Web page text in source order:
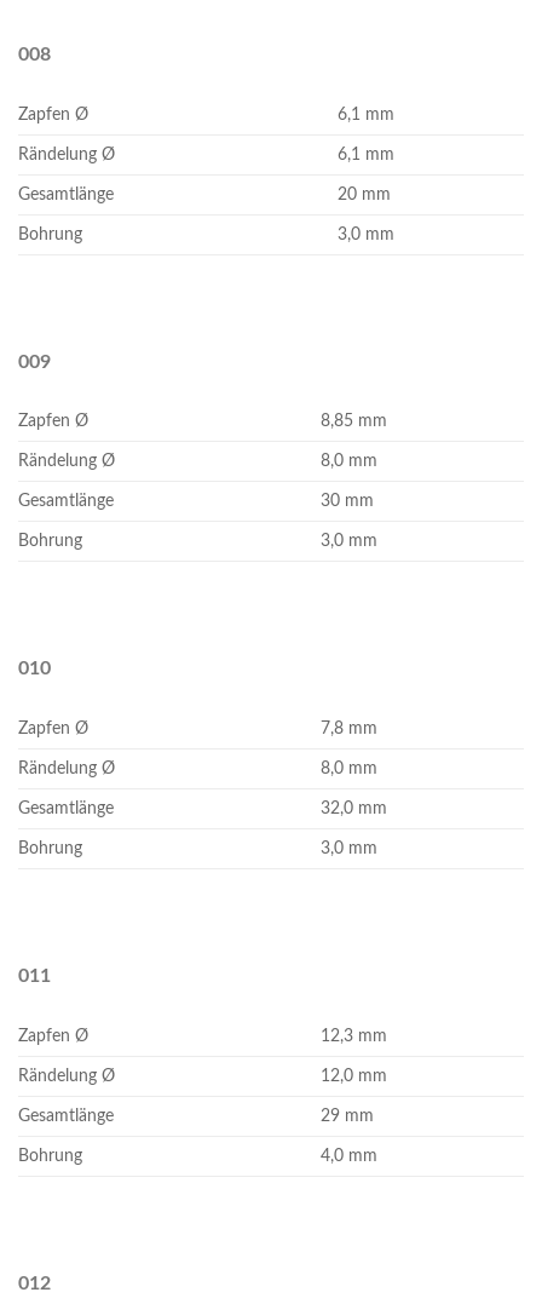
008
Zapfen Ø 6,1 mm
Rändelung Ø 6,1 mm
Gesamtlänge 20 mm
Bohrung 3,0 mm
009
Zapfen Ø 8,85 mm
Rändelung Ø 8,0 mm
Gesamtlänge 30 mm
Bohrung 3,0 mm
010
Zapfen Ø 7,8 mm
Rändelung Ø 8,0 mm
Gesamtlänge 32,0 mm
Bohrung 3,0 mm
011
Zapfen Ø 12,3 mm
Rändelung Ø 12,0 mm
Gesamtlänge 29 mm
Bohrung 4,0 mm
012